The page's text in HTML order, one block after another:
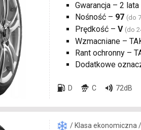
Gwarancja – 2 lata
Nośność – 97 (do
Prędkość – V (do
Wzmacniane –
Rant ochronny –
Dodatkowe
D C 72dB
/ Klasa ekonomiczna